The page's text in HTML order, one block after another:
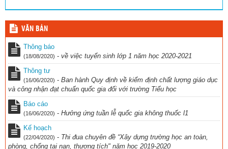
VĂN BẢN
Thông báo
(18/08/2020) - về việc tuyển sinh lớp 1 năm học 2020-2021
Thông tư
(16/06/2020) - Ban hành Quy định về kiểm định chất lượng giáo dục
và công nhận đạt chuẩn quốc gia đối với trường Tiểu học
Báo cáo
(16/06/2020) - Hưởng ứng tuần lễ quốc gia không thuốc l1
Kế hoạch
(22/04/2020) - Thi đua chuyên đề “Xây dựng trường học an toàn,
phòng, chống tai nạn, thương tích" năm học 2019-2020